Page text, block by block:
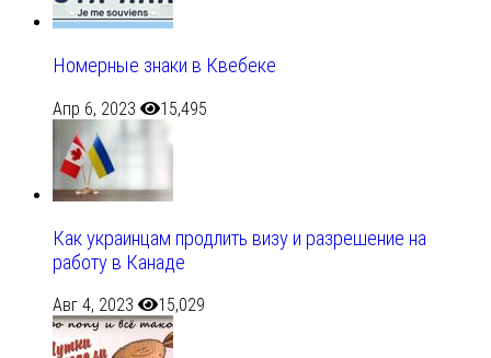
Номерные знаки в Квебеке
Апр 6, 2023 15,495
Как украинцам продлить визу и разрешение на
работу в Канаде
Авг 4, 2023 15,029